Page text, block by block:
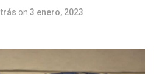
on 3 enero, 2023